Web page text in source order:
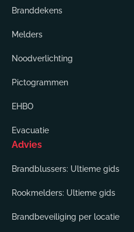
Branddekens
Melders
Noodverlichting
Pictogrammen
EHBO
Evacuatie
Advies
Brandblussers: Ultieme gids
Rookmelders: Ultieme gids
Brandbeveiliging per locatie